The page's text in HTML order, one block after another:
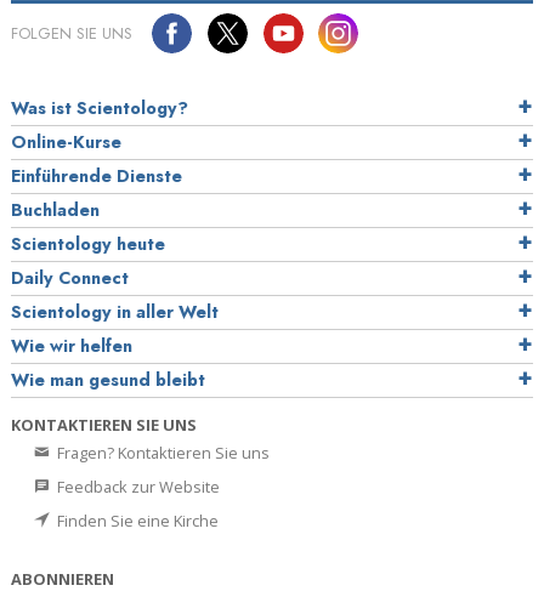
FOLGEN SIE UNS
Was ist Scientology?
Online-Kurse
Einführende Dienste
Buchladen
Scientology heute
Daily Connect
Scientology in aller Welt
Wie wir helfen
Wie man gesund bleibt
KONTAKTIEREN SIE UNS
Fragen? Kontaktieren Sie uns
Feedback zur Website
Finden Sie eine Kirche
ABONNIEREN